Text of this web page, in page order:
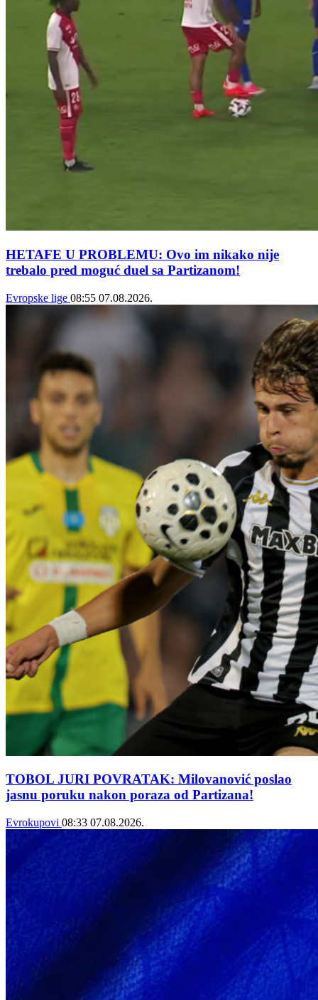
HETAFE U PROBLEMU: Ovo im nikako nije
trebalo pred moguć duel sa Partizanom!
Evropske lige 08:55 07.08.2026.
TOBOL JURI POVRATAK: Milovanović poslao
jasnu poruku nakon poraza od Partizana!
Evrokupovi 08:33 07.08.2026.